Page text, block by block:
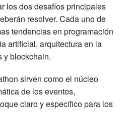
los dos desafíos principales
resolver. Cada uno de
tendencias en programación
artificial, arquitectura en la
y blockchain.
sirven como el núcleo
de los eventos,
claro y específico para los